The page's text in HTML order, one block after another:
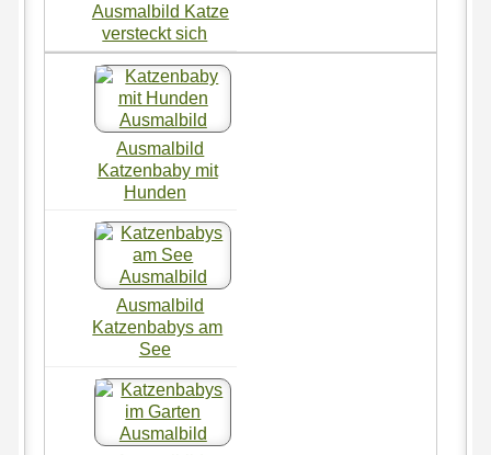
Ausmalbild Katze
versteckt sich
Ausmalbild
Katzenbaby mit
Hunden
Ausmalbild
Katzenbabys am
See